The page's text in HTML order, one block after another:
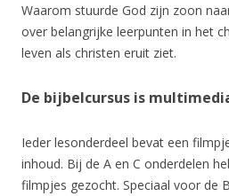
Waarom stuurde God zijn zoon
over belangrijke leerpunten in het
leven als christen eruit ziet.
De bijbelcursus is
Ieder lesonderdeel bevat een
inhoud. Bij de A en C onderdelen
filmpjes gezocht. Speciaal voor de